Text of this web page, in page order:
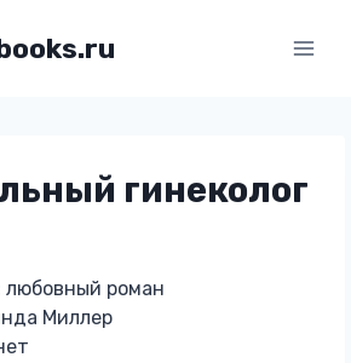
гинеколог
роман
Миллер